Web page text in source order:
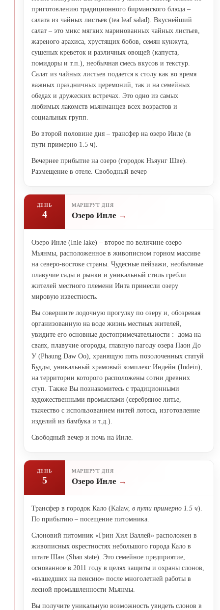
приготовлению традиционного бирманского блюда –
салата из чайных листьев (tea leaf salad). Вкуснейший
салат – это микс мягких маринованных чайных листьев,
жареного арахиса, хрустящих бобов, семян кунжута,
сушеных креветок и различных овощей (капуста,
помидоры и т.п.), необычная смесь вкусов и текстур.
Салат из чайных листьев подается к столу как во время
важных праздничных церемоний, так и на семейных
обедах и дружеских встречах. Это одно из самых
любимых лакомств мьянманцев всех возрастов и
социальных групп.
Во второй половине дня – трансфер на озеро Инле (в
пути примерно 1.5 ч).
Вечернее прибытие на озеро (городок Ньяунг Шве).
Размещение в отеле. Свободный вечер
ДЕНЬ
4
МАРШРУТ ДНЯ
Озеро Инле
Озеро Инле (Inle lake) – второе по величине озеро
Мьянмы, расположенное в живописном горном массиве
на северо-востоке страны. Чудесные пейзажи, необычные
плавучие сады и рынки и уникальный стиль гребли
жителей местного племени Инта принесли озеру
мировую известность.
Вы совершите лодочную прогулку по озеру и, обозревая
организованную на воде жизнь местных жителей,
увидите его основные достопримечательности : дома на
сваях, плавучие огороды, главную пагоду озера Паон До
У (Phaung Daw Oo), хранящую пять позолоченных статуй
Будды, уникальный храмовый комплекс Индейн (Indein),
на территории которого расположены сотни древних
ступ. Также Вы познакомитесь с традиционными
художественными промыслами (серебряное литье,
ткачество с использованием нитей лотоса, изготовление
изделий из бамбука и т.д.).
Свободный вечер и ночь на Инле.
ДЕНЬ
5
МАРШРУТ ДНЯ
Озеро Инле
Трансфер в городок Кало (Kalaw, в пути примерно 1.5 ч).
По прибытию – посещение питомника.
Слоновий питомник «Грин Хил Валлей» расположен в
живописных окрестностях небольшого города Кало в
штате Шан (Shan state). Это семейное предприятие,
основанное в 2011 году в целях защиты и охраны слонов,
«вышедших на пенсию» после многолетней работы в
лесной промышленности Мьянмы.
Вы получите уникальную возможность увидеть слонов в